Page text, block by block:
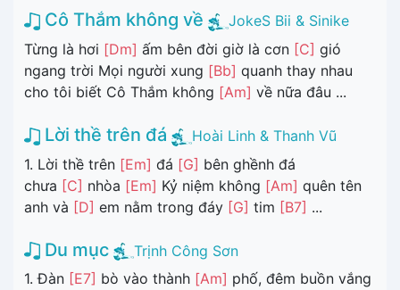
Cô Thắm không về
JokeS Bii & Sinike
Từng là hơi [Dm] ấm bên đời giờ là cơn [C] gió
ngang trời Mọi người xung [Bb] quanh thay nhau
cho tôi biết Cô Thắm không [Am] về nữa đâu ...
Lời thề trên đá
Hoài Linh & Thanh Vũ
1. Lời thề trên [Em] đá [G] bên ghềnh đá
chưa [C] nhòa [Em] Kỷ niệm không [Am] quên tên
anh và [D] em nằm trong đáy [G] tim [B7] ...
Du mục
Trịnh Công Sơn
1. Đàn [E7] bò vào thành [Am] phố, đêm buồn vắng